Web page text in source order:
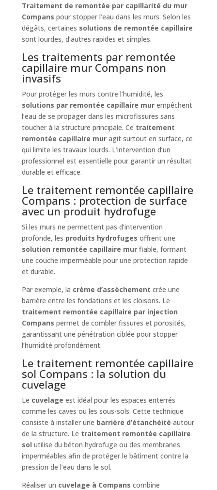
Traitement de remontée par capillarité du mur
Compans pour stopper l’eau dans les murs. Selon les
dégâts, certaines solutions de remontée capillaire
sont lourdes, d’autres rapides et simples.
Les traitements par remontée
capillaire mur Compans non
invasifs
Pour protéger les murs contre l’humidité, les
solutions par remontée capillaire murempêchent
l’eau de se propager dans les microfissures sans
toucher à la structure principale. Ce traitement
remontée capillaire muragit surtout en surface, ce
qui limite les travaux lourds. L’intervention d’un
professionnel est essentielle pour garantir un résultat
durable et efficace.
Le traitement remontée capillaire
Compans : protection de surface
avec un produit hydrofuge
Si les murs ne permettent pas d’intervention
profonde, les produits hydrofuges offrent une
solution remontée capillaire murfiable, formant
une couche imperméable pour une protection rapide
et durable.
Par exemple, la crème d’assèchement crée une
barrière entre les fondations et les cloisons. Le
traitement remontée capillaire par injection
Compans permet de combler fissures et porosités,
garantissant une pénétration ciblée pour stopper
l’humidité profondément.
Le traitement remontée capillaire
sol Compans : la solution du
cuvelage
Le cuvelage est idéal pour les espaces enterrés
comme les caves ou les sous-sols. Cette technique
consiste à installer une barrière d’étanchéité autour
de la structure. Le traitement remontée capillaire
sol utilise du béton hydrofuge ou des membranes
imperméables afin de protéger le bâtiment contre la
pression de l’eau dans le sol.
Réaliser un cuvelage à Compans combine